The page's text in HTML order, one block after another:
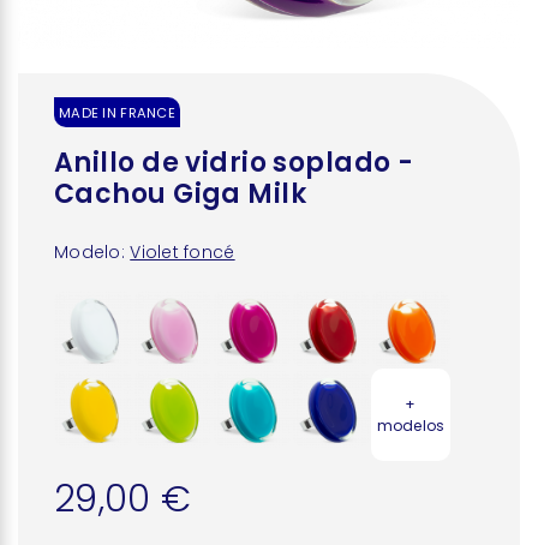
MADE IN FRANCE
Anillo de vidrio soplado -
Cachou Giga Milk
Modelo: Violet foncé
+
modelos
29,00 €